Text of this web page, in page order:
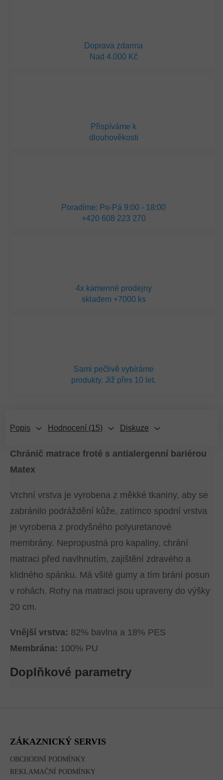
Doprava zdarma
Nad 4.000 Kč
Přispíváme k
dlouhověkosti
Poradíme: Po-Pá 9:00 - 18:00
+420 608 223 270
4x kamenné prodejny
skladem +7000 ks
Sami pečlivě vybíráme
produkty. Již přes 10 let.
Popis Hodnocení (15) Diskuze
Chránič matrace froté s antialergenní bariérou
Matex
Vrchní vrstva je vyrobena z měkké tkaniny, aby se
zabránilo podráždění kůže, zatímco spodní vrstva
je vyrobena z prodyšného polyuretanové
membrány. Nepropustná pro kapaliny, chrání
matraci před navlhnutím, zajištění zdravého a
klidného spánku. Má všité gumy a tím brání posun
v rohách. Rohy na matraci jsou upraveny do výšky
20 cm.
Vnější vrstva: 82% bavlna a 18% PES
Membrána: 100% PU
Doplňkové parametry
ZÁKAZNICKÝ SERVIS
OBCHODNÍ PODMÍNKY
REKLAMAČNÍ PODMÍNKY